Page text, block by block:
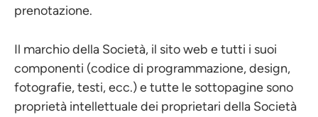
prenotazione.
Il marchio della Società, il sito web e tutti i suoi
componenti (codice di programmazione, design,
fotografie, testi, ecc.) e tutte le sottopagine sono
proprietà intellettuale dei proprietari della Società